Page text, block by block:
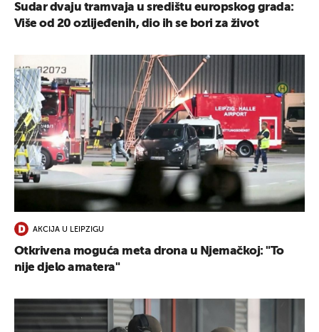
Sudar dvaju tramvaja u središtu europskog grada:
Više od 20 ozlijeđenih, dio ih se bori za život
AKCIJA U LEIPZIGU
Otkrivena moguća meta drona u Njemačkoj: "To
nije djelo amatera"
UKLJUČITE NOTIFIKACIJE